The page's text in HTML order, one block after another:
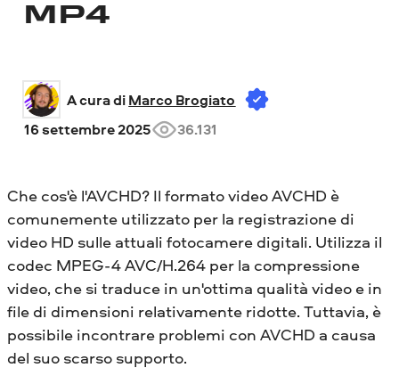
MP4
A cura di Marco Brogiato
16 settembre 2025
36.131
Che cos'è l'AVCHD? Il formato video AVCHD è
comunemente utilizzato per la registrazione di
video HD sulle attuali fotocamere digitali. Utilizza il
codec MPEG-4 AVC/H.264 per la compressione
video, che si traduce in un'ottima qualità video e in
file di dimensioni relativamente ridotte. Tuttavia, è
possibile incontrare problemi con AVCHD a causa
del suo scarso supporto.